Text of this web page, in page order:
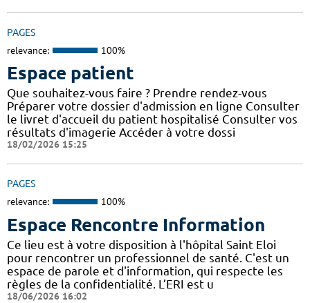
PAGES
relevance: 100%
Espace patient
Que souhaitez-vous faire ? Prendre rendez-vous
Préparer votre dossier d'admission en ligne Consulter
le livret d'accueil du patient hospitalisé Consulter vos
résultats d'imagerie Accéder à votre dossi
18/02/2026 15:25
PAGES
relevance: 100%
Espace Rencontre Information
Ce lieu est à votre disposition à l'hôpital Saint Eloi
pour rencontrer un professionnel de santé. C'est un
espace de parole et d'information, qui respecte les
règles de la confidentialité. L’ERI est u
18/06/2026 16:02